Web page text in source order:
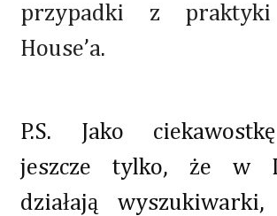
przypadki z
House’a.
P.S. Jako
jeszcze tylko, że w
działają